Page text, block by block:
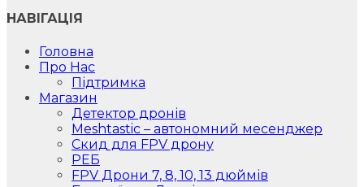
НАВІГАЦІЯ
Головна
Про Нас
Підтримка
Магазин
Детектор дронів
Meshtastic – автономний месенджер
Скид для FPV дрону
РЕБ
FPV Дрони 7, 8, 10, 13 дюймів